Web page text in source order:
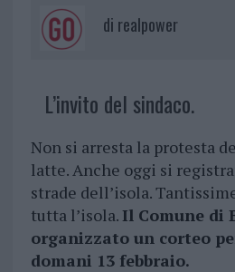
di realpower
L’invito del sindaco.
Non si arresta la protesta
latte. Anche oggi si
strade dell’isola.
tutta l’isola. Il Comune di
organizzato un corteo
domani 13 febbraio.